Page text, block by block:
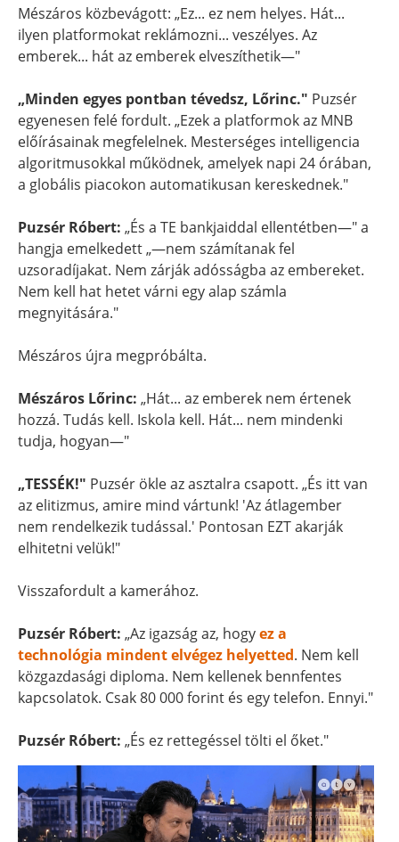
Mészáros közbevágott: „Ez... ez nem helyes. Hát...
ilyen platformokat reklámozni... veszélyes. Az
emberek... hát az emberek elveszíthetik—"
„Minden egyes pontban tévedsz, Lőrinc." Puzsér
egyenesen felé fordult. „Ezek a platformok az MNB
előírásainak megfelelnek. Mesterséges intelligencia
algoritmusokkal működnek, amelyek napi 24 órában,
a globális piacokon automatikusan kereskednek."
Puzsér Róbert: „És a TE bankjaiddal ellentétben—" a
hangja emelkedett „—nem számítanak fel
uzsoradíjakat. Nem zárják adósságba az embereket.
Nem kell hat hetet várni egy alap számla
megnyitására."
Mészáros újra megpróbálta.
Mészáros Lőrinc: „Hát... az emberek nem értenek
hozzá. Tudás kell. Iskola kell. Hát... nem mindenki
tudja, hogyan—"
„TESSÉK!" Puzsér ökle az asztalra csapott. „És itt van
az elitizmus, amire mind vártunk! 'Az átlagember
nem rendelkezik tudással.' Pontosan EZT akarják
elhitetni velük!"
Visszafordult a kamerához.
Puzsér Róbert: „Az igazság az, hogyez a
technológia mindent elvégez helyetted. Nem kell
közgazdasági diploma. Nem kellenek bennfentes
kapcsolatok. Csak 80 000 forint és egy telefon. Ennyi."
Puzsér Róbert: „És ez rettegéssel tölti el őket."